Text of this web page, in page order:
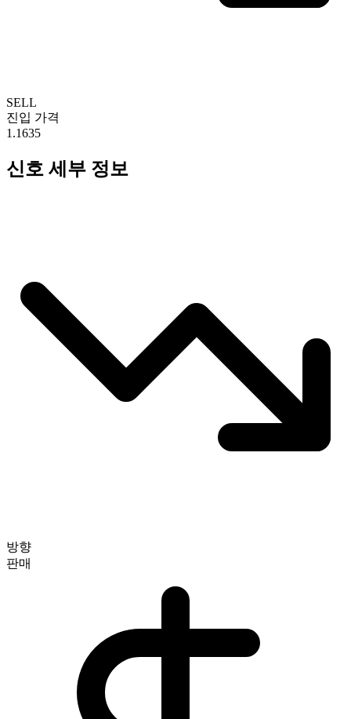
SELL
진입 가격
1.1635
신호 세부 정보
방향
판매